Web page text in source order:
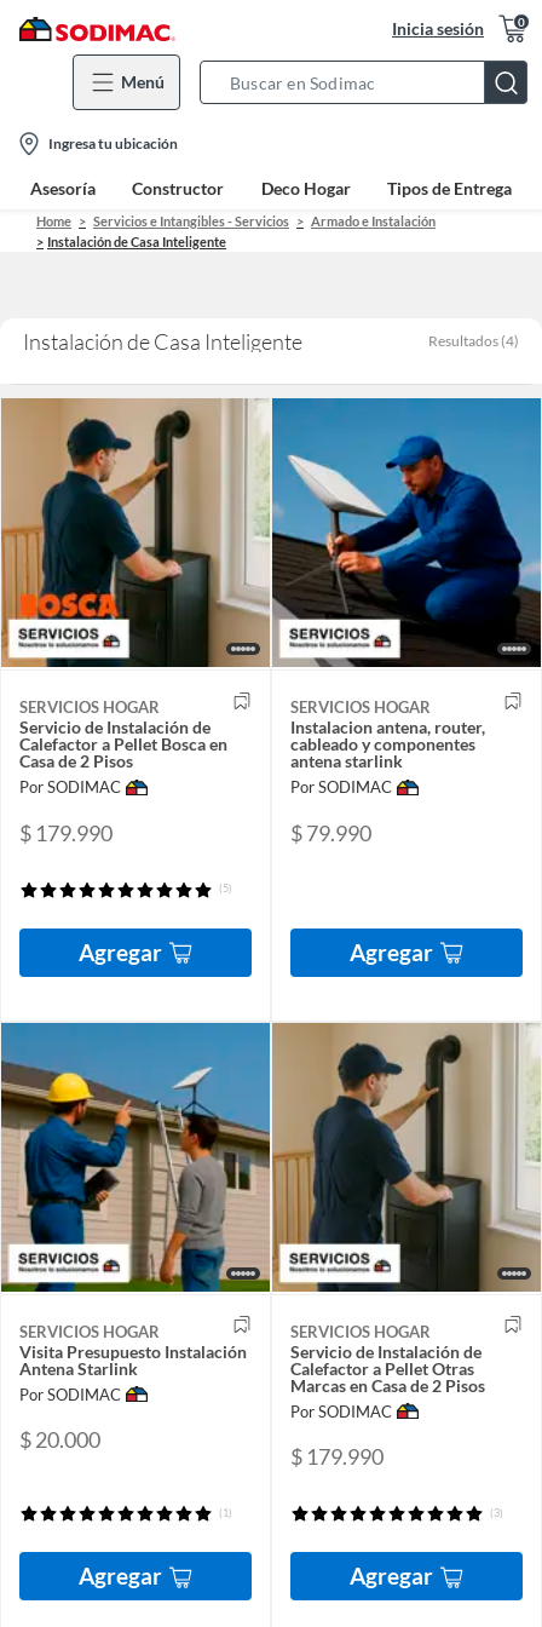
Inicia sesión 0
Menú
Bar
location-
icon
Ingresa tu ubicación
Asesoría Constructor Deco Hogar Tipos de Entrega
Home Servicios e Intangibles - Servicios
Armado e Instalación
Instalación de Casa Inteligente
Instalación de Casa Inteligente Resultados (4)
SERVICIOS HOGAR
Servicio de Instalación de
Calefactor a Pellet Bosca en
Casa de 2 Pisos
Por SODIMAC
$ 179.990
(5)
Agregar
SERVICIOS HOGAR
Instalacion antena, router,
cableado y componentes
antena starlink
Por SODIMAC
$ 79.990
Agregar
SERVICIOS HOGAR
Visita Presupuesto Instalación
Antena Starlink
Por SODIMAC
$ 20.000
(1)
Agregar
SERVICIOS HOGAR
Servicio de Instalación de
Calefactor a Pellet Otras
Marcas en Casa de 2 Pisos
Por SODIMAC
$ 179.990
(3)
Agregar